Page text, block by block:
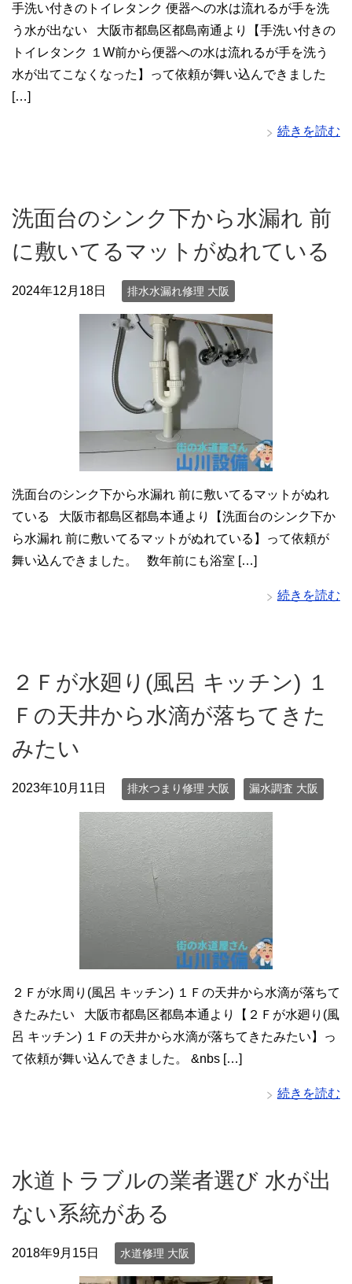
手洗い付きのトイレタンク 便器への水は流れるが手を洗
う水が出ない 大阪市都島区都島南通より【手洗い付きの
トイレタンク １W前から便器への水は流れるが手を洗う
水が出てこなくなった】って依頼が舞い込んできました
[…]
続きを読む
洗面台のシンク下から水漏れ 前
に敷いてるマットがぬれている
2024年12月18日 排水水漏れ修理 大阪
洗面台のシンク下から水漏れ 前に敷いてるマットがぬれ
ている 大阪市都島区都島本通より【洗面台のシンク下か
ら水漏れ 前に敷いてるマットがぬれている】って依頼が
舞い込んできました。 数年前にも浴室 […]
続きを読む
２Ｆが水廻り(風呂 キッチン) １
Ｆの天井から水滴が落ちてきた
みたい
2023年10月11日 排水つまり修理 大阪 漏水調査 大阪
２Ｆが水周り(風呂 キッチン) １Ｆの天井から水滴が落ちて
きたみたい 大阪市都島区都島本通より【２Ｆが水廻り(風
呂 キッチン) １Ｆの天井から水滴が落ちてきたみたい】っ
て依頼が舞い込んできました。 &nbs […]
続きを読む
水道トラブルの業者選び 水が出
ない系統がある
2018年9月15日 水道修理 大阪